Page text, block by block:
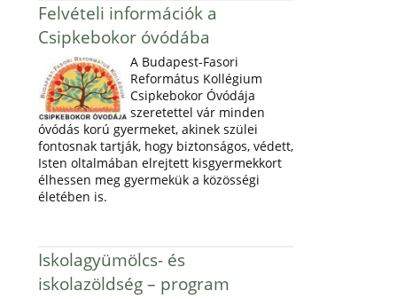
Felvételi információk a
Csipkebokor óvódába
A Budapest-Fasori
Református Kollégium
Csipkebokor Óvódája
szeretettel vár minden
óvódás korú gyermeket, akinek szülei
fontosnak tartják, hogy biztonságos, védett,
Isten oltalmában elrejtett kisgyermekkort
élhessen meg gyermekük a közösségi
életében is.
Iskolagyümölcs- és
iskolazöldség – program